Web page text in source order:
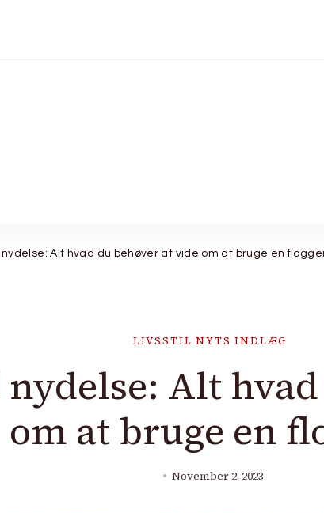
Alt hvad du behøver at vide om at bruge en
LIVSSTIL NYTS INDLÆG
Alt
om at bruge en
November 2, 2023